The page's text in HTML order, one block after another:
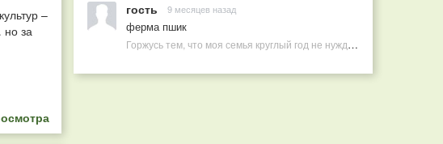
–
но за
гость 9 месяцев назад
ферма пшик
Горжусь тем, что моя семья круглый год не нуждается в покупных витаминах